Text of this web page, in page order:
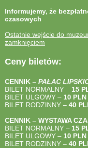
Informujemy, że
czasowych
Ostatnie wejście do
zamknięciem
Ceny biletów:
CENNIK – PAŁAC
BILET NORMALNY – 15
BILET ULGOWY – 10 PLN
BILET RODZINNY – 40
CENNIK – WYSTAWA
BILET NORMALNY – 15
BILET ULGOWY – 10 PLN
BILET RODZINNY – 40